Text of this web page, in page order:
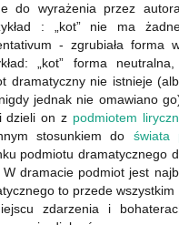
do wyrażenia przez
: „kot” nie ma
- zgrubiała forma
„kot” forma
dramatyczny nie istnieje
jednak nie omawiano
dzieli on z podmiotem
stosunkiem do świata
podmiotu dramatycznego
dramacie podmiot jest
to przede
zdarzenia i